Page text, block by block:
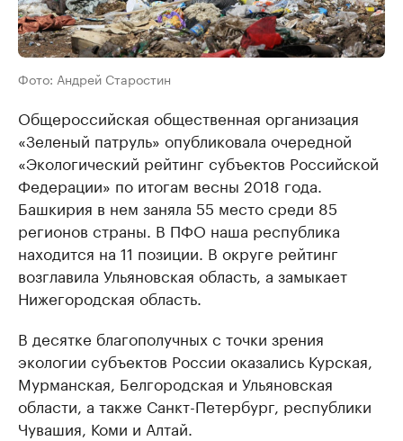
Фото: Андрей Старостин
Общероссийская общественная организация
«Зеленый патруль» опубликовала очередной
«Экологический рейтинг субъектов Российской
Федерации» по итогам весны 2018 года.
Башкирия в нем заняла 55 место среди 85
регионов страны. В ПФО наша республика
находится на 11 позиции. В округе рейтинг
возглавила Ульяновская область, а замыкает
Нижегородская область.
В десятке благополучных с точки зрения
экологии субъектов России оказались Курская,
Мурманская, Белгородская и Ульяновская
области, а также Санкт-Петербург, республики
Чувашия, Коми и Алтай.